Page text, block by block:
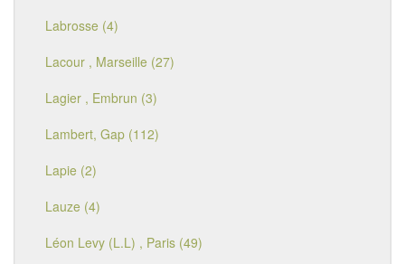
Labrosse (4)
Lacour , Marseille (27)
Lagier , Embrun (3)
Lambert, Gap (112)
Lapie (2)
Lauze (4)
Léon Levy (L.L) , Paris (49)